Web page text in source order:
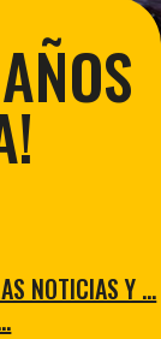
NOTICIAS Y …